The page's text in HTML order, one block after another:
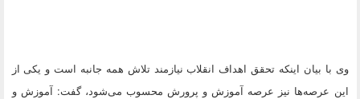
وی با بیان اینکه تحقق اهداف انقلاب نیازمند تلاش همه‌ جانبه است و یکی از
این عرصه‌ها نیز عرصه آموزش و پرورش محسوب می‌شود، گفت: آموزش و